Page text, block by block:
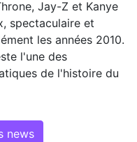
Jay-Z et Kanye
spectaculaire et
les années 2010.
l'une des
de l'histoire du
news